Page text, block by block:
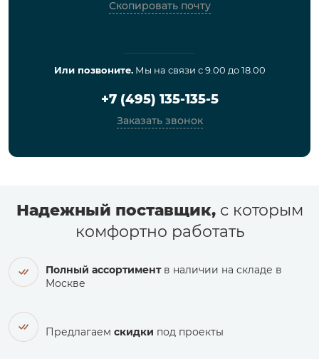
Скопировать почту
Или позвоните.Мы на связи с 9.00 до 18.00
+7 (495) 135-135-5
Заказать звонок
Надежный поставщик,с которым
комфортно работать
Полный ассортиментв наличии на складе в
Москве
Предлагаем скидки под проекты